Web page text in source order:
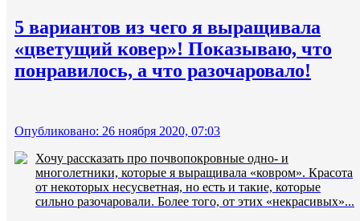
5 вариантов из чего я выращивала
«цветущий ковер»! Показываю, что
понравилось, а что разочаровало!
Опубликовано: 26 ноября 2020, 07:03
Хочу рассказать про почвопокровные одно- и
многолетники, которые я выращивала «ковром». Красота
от некоторых несусветная, но есть и такие, которые
сильно разочаровали. Более того, от этих «некрасивых»...